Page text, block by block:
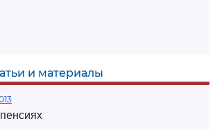
и материалы